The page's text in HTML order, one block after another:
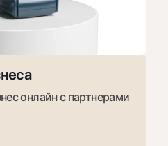
онлайн с партнерами